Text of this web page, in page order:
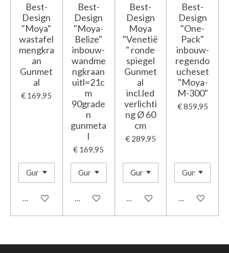
Best-
Design
"Moya"
wastafel
mengkra
an
Gunmet
al
€ 169,95
In winkelwagen
Best-
Design
"Moya-
Belize"
inbouw-
wandme
ngkraan
uitl=21c
m
90grade
n
gunmeta
l
€ 169,95
In winkelwagen
Best-
Design
Moya
"Venetië
" ronde
spiegel
Gunmet
al
incl.led
verlichti
ng Ø 60
cm
€ 289,95
In winkelwagen
Best-
Design
"One-
Pack"
inbouw-
regendo
ucheset
"Moya-
M-300"
€ 859,95
In